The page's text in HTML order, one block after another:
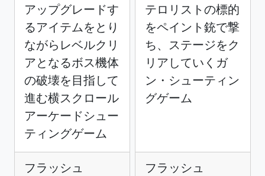
アップグレードす
るアイテムをとり
ながらレベルクリ
アとなるボス機体
の破壊を目指して
進む横スクロール
アーケードシュー
ティングゲーム
フラッシュ
テロリストの標的
をペイント銃で撃
ち、ステージをク
リアしていくガ
ン・シューティン
グゲーム
フラッシュ